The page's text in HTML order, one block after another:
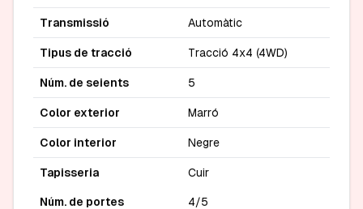
Transmissió Automàtic
Tipus de tracció Tracció 4x4 (4WD)
Núm. de seients 5
Color exterior Marró
Color interior Negre
Tapisseria Cuir
Núm. de portes 4/5